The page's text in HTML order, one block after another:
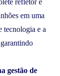
gestão de